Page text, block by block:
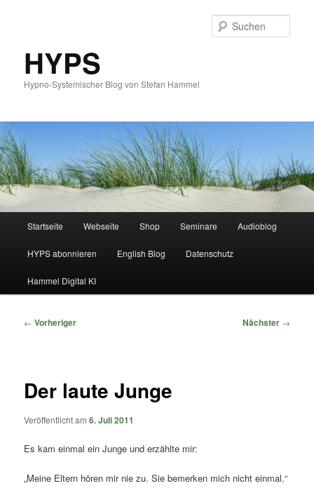
HYPS
Hypno-Systemischer Blog von Stefan Hammel
Zum
primären
Inhalt
springen
Zum
sekundären
Inhalt
springen
Startseite Webseite Shop Seminare Audioblog
HYPS abonnieren English Blog Datenschutz
Hammel Digital KI
Beitragsnavigation
← Vorheriger Nächster →
Der laute Junge
Veröffentlicht am6. Juli 2011
Es kam einmal ein Junge und erzählte mir:
„Meine Eltern hören mir nie zu. Sie bemerken mich nicht einmal.“